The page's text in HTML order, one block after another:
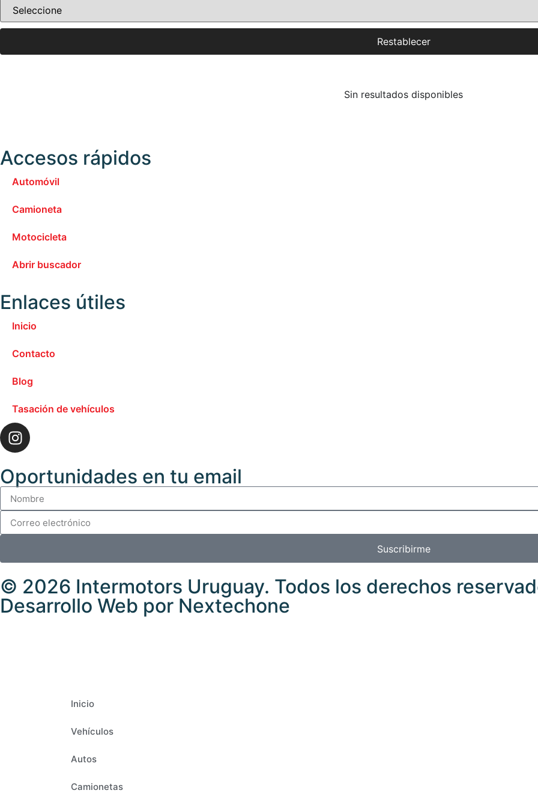
Restablecer
Sin resultados disponibles
Accesos rápidos
Automóvil
Camioneta
Motocicleta
Abrir buscador
Enlaces útiles
Inicio
Contacto
Blog
Tasación de vehículos
Oportunidades en tu email
Suscribirme
© 2026 Intermotors Uruguay. Todos los derechos
Desarrollo Web por Nextechone
Inicio
Vehículos
Autos
Camionetas